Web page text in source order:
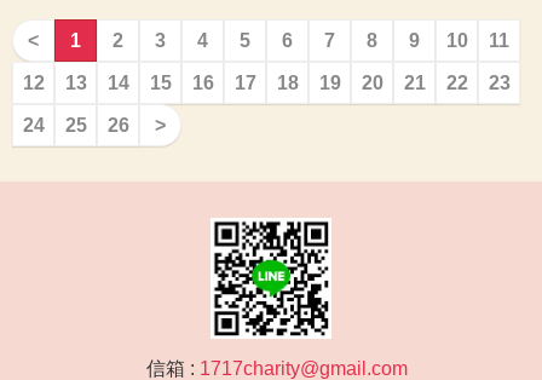
< 1 2 3 4 5 6 7 8 9 10 11
12 13 14 15 16 17 18 19 20 21 22 23
24 25 26 >
信箱 : 1717charity@gmail.com